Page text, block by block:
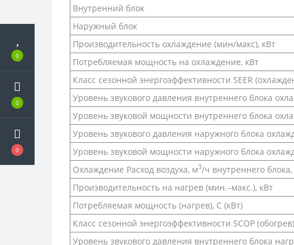
0
0
0
Внутренний блок
Наружный блок
Производительность охлаждение (мин/макс), кВт
Потребляемая мощность на охлаждение, кВт
Класс сезонной энергоэффективности SEER
Уровень звукового давления внутреннего блока
Уровень звуковой мощности внутреннего блока
Уровень звукового давления наружного блока
Уровень звуковой мощности наружного блока
Охлаждение Расход воздуха, м3/ч внутреннего
Производительность на нагрев (мин.–макс.), кВт
Потребляемая мощность (нагрев), С (кВт)
Класс сезонной энергоэффективности SCOP (обогрев)
Уровень звукового давления внутреннего блока